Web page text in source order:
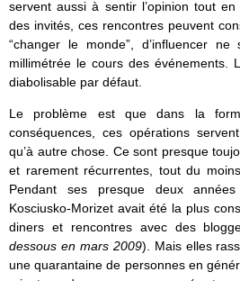
servent aussi à sentir l’opinion tout
des invités, ces rencontres peuvent
“changer le monde”, d’influencer
millimétrée le cours des événements.
diabolisable par défaut.
Le problème est que dans la
conséquences, ces opérations
qu’à autre chose. Ce sont presque
et rarement récurrentes, tout du
Pendant ses presque deux
Kosciusko-Morizet avait été la plus
diners et rencontres avec des
dessous en mars 2009). Mais elles
une quarantaine de personnes en